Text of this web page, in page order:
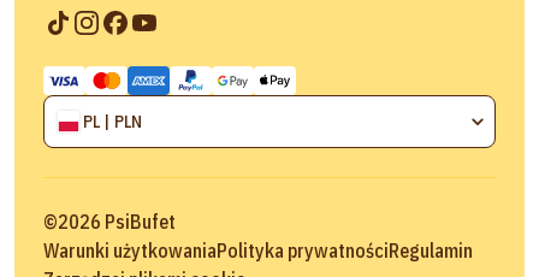
PL | PLN
©2026 PsiBufet
Warunki użytkowaniaPolityka prywatnościRegulamin